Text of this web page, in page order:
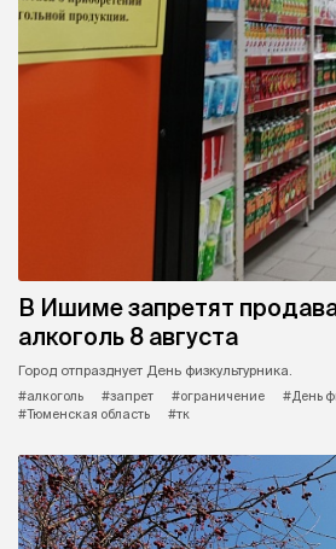
В Ишиме запретят
алкоголь 8 августа
Город отпразднует День физкультурника.
#алкоголь
#запрет #ограничение #День
#Тюменская область
#тк